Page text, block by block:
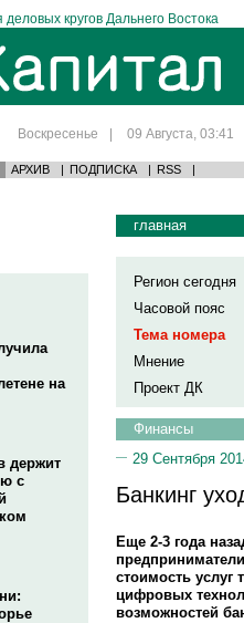
кругов Дальнего Востока
Воскресенье | 09 Августа, 03:41
АРХИВ | ПОДПИСКА | RSS |
на
держит
с
главная
Регион сегодня
Часовой пояс
Тема номера
Мнение
Проект ДК
Финансы
29 Сентября
Банкинг
Еще 2-3 года
стоимость услуг
цифровых
возможностей